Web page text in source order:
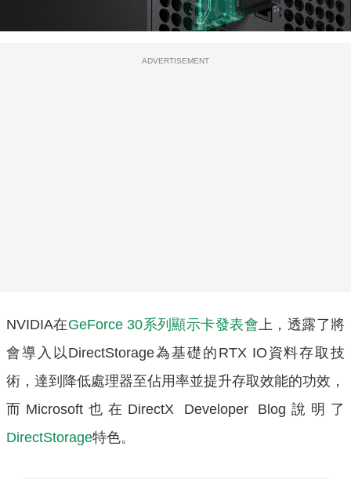
ADVERTISEMENT
NVIDIA在GeForce 30系列顯示卡發表會上，透露了將
會導入以DirectStorage為基礎的RTX IO資料存取技
術，達到降低處理器至佔用率並提升存取效能的功效，
而Microsoft也在DirectX Developer Blog說明了
DirectStorage特色。